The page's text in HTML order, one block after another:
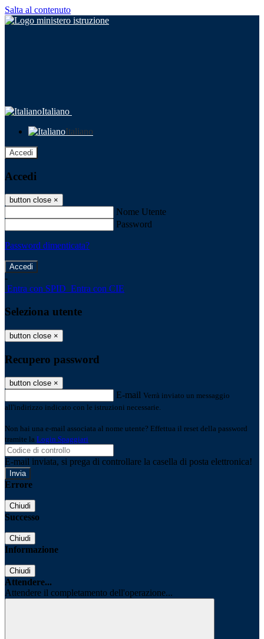
Salta al contenuto
Italiano
Italiano
Accedi
Accedi
button close ×
Nome Utente
Password
Password dimenticata?
-
Entra con SPID Entra con CIE
Seleziona utente
button close ×
Recupero password
button close ×
E-mail Verrà inviato un messaggio
all'indirizzo indicato con le istruzioni necessarie.
Non hai una e-mail associata al nome utente? Effettua il reset della password
tramite la Login Spaggiari
E-mail inviata, si prega di controllare la casella di posta elettronica!
Errore
Chiudi
Successo
Chiudi
Informazione
Chiudi
Attendere...
Attendere il completamento dell'operazione...